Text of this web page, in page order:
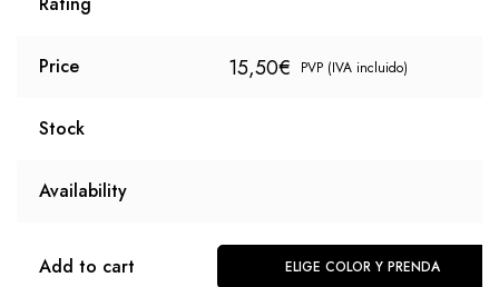
Price 15,50€ PVP (IVA incluido)
Stock
Availability
Add to cart ELIGE COLOR Y PRENDA